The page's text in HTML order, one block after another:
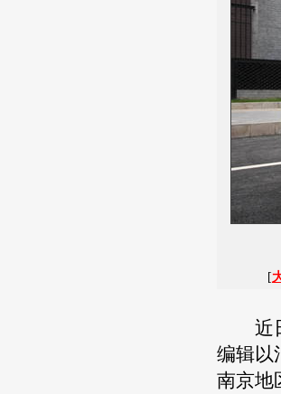
[
近
编辑以
南京地